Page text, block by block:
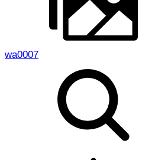
wa0007